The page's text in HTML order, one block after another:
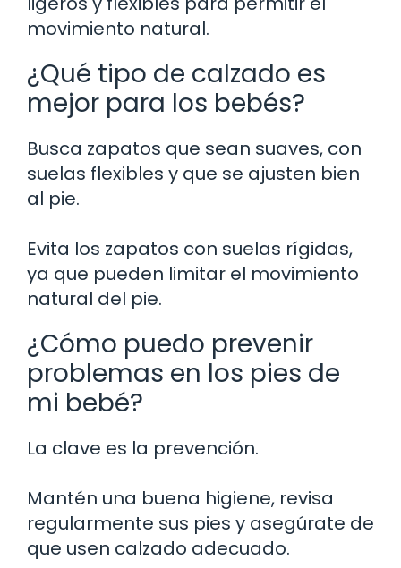
movimiento natural.
¿Qué tipo de calzado es
mejor para los bebés?
Busca zapatos que sean suaves, con
suelas flexibles y que se ajusten bien
al pie.
Evita los zapatos con suelas rígidas,
ya que pueden limitar el movimiento
natural del pie.
¿Cómo puedo prevenir
problemas en los pies de
mi bebé?
La clave es la prevención.
Mantén una buena higiene, revisa
regularmente sus pies y asegúrate de
que usen calzado adecuado.